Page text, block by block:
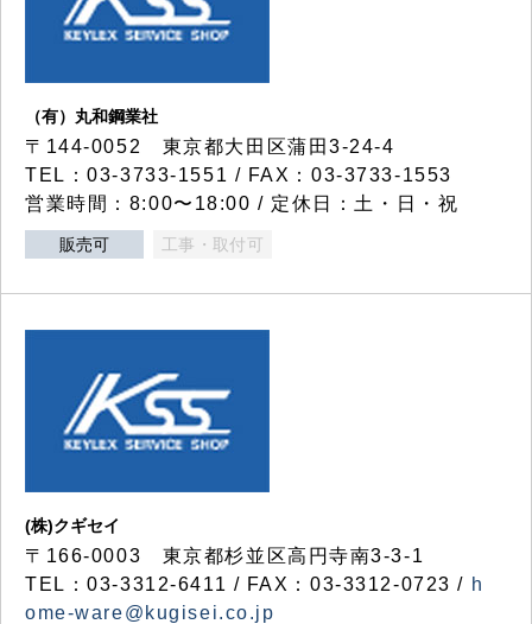
（有）丸和鋼業社
〒144-0052 東京都大田区蒲田3-24-4
TEL：03-3733-1551 / FAX：03-3733-1553
営業時間：8:00〜18:00 / 定休日：土・日・祝
販売可 工事・取付可
(株)クギセイ
〒166-0003 東京都杉並区高円寺南3-3-1
TEL：03-3312-6411 / FAX：03-3312-0723 / h
ome-ware@kugisei.co.jp